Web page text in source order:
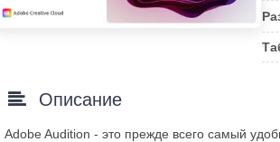
Описание
Adobe Audition - это прежде всего самый